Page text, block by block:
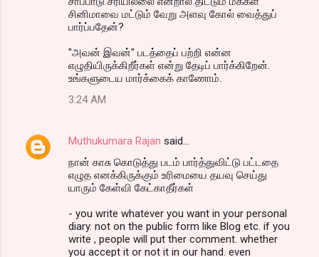
சினிமாவை மட்டும் வேறு அளவு கோல் வைத்துப்
பார்ப்பதேன்?
"அவன் இவன்" படத்தைப் பற்றி என்ன
எழுதியிருக்கிறீர்கள் என்று தேடிப் பார்க்கிறேன்.
உங்களுடைய மார்க்கைக் காணோம்.
3:24 AM
Muthukumara Rajan said…
நான் காசு கொடுத்து படம் பார்த்துவிட்டு பட்டதை
எழுத எனக்கிருக்கும் உரிமையை தயவு செய்து
யாரும் கேள்வி கேட்காதீர்கள்
- you write whatever you want in your personal
diary. not on the public form like Blog etc. if you
write , people will put ther comment. whether
you accept it or not it in our hand. even